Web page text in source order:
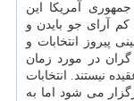
آمریکا این
آرای جو بایدن و
پیروز انتخابات و
در مورد زمان
نیستند. انتخابات
سوم نوامبر ( ۱۳ آبان) برگزار می شود اما به